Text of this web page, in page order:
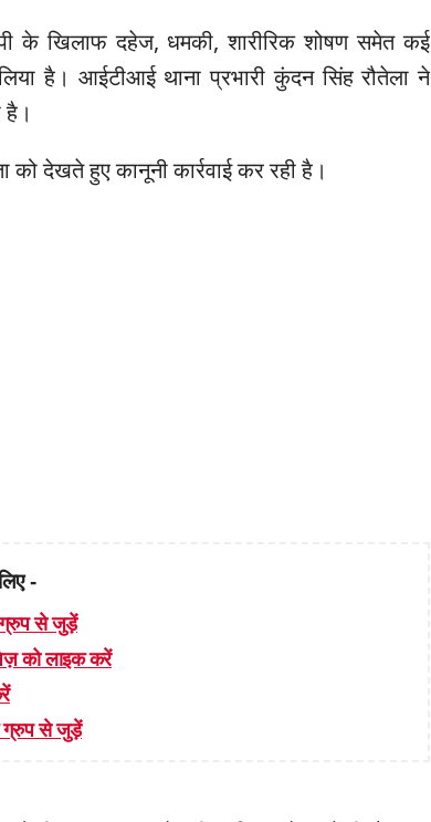
के खिलाफ दहेज, धमकी, शारीरिक शोषण समेत कई
है। आईटीआई थाना प्रभारी कुंदन सिंह रौतेला ने
है।
को देखते हुए कानूनी कार्रवाई कर रही है।
-
ग्रुप से जुड़ें
को लाइक करें
ग्रुप से जुड़ें